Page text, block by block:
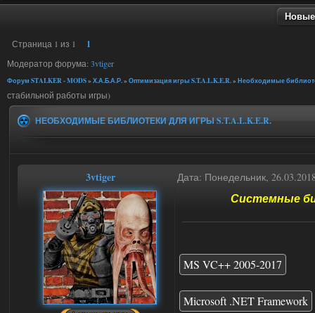
Страница 1 из 1 1
Модератор форума: 3vtiger
Форум STALKER - MODS» Х.А.Б.А.Р.» Оптимизация игры S.T.A.L.K.E.R.» Необходимые
стабильной работы игры)
НЕОБХОДИМЫЕ БИБЛИОТЕКИ ДЛЯ ИГРЫ S.T.A.L.K.E.R.
3vtiger Дата: Понедельник,
Системные
MS VC++ 2005-2017
Microsoft .NET Framework